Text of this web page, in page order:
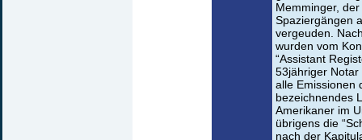
Memminger,
Spaziergängen
vergeuden.
wurden vom
“Assistant
53jähriger Notar
alle Emissionen
bezeichnendes
Amerikaner im
übrigens die
nach der